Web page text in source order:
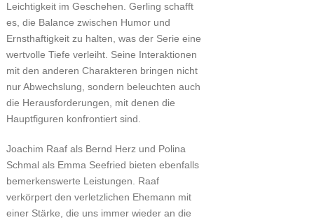
Leichtigkeit im Geschehen. Gerling schafft
es, die Balance zwischen Humor und
Ernsthaftigkeit zu halten, was der Serie eine
wertvolle Tiefe verleiht. Seine Interaktionen
mit den anderen Charakteren bringen nicht
nur Abwechslung, sondern beleuchten auch
die Herausforderungen, mit denen die
Hauptfiguren konfrontiert sind.
Joachim Raaf als Bernd Herz und Polina
Schmal als Emma Seefried bieten ebenfalls
bemerkenswerte Leistungen. Raaf
verkörpert den verletzlichen Ehemann mit
einer Stärke, die uns immer wieder an die